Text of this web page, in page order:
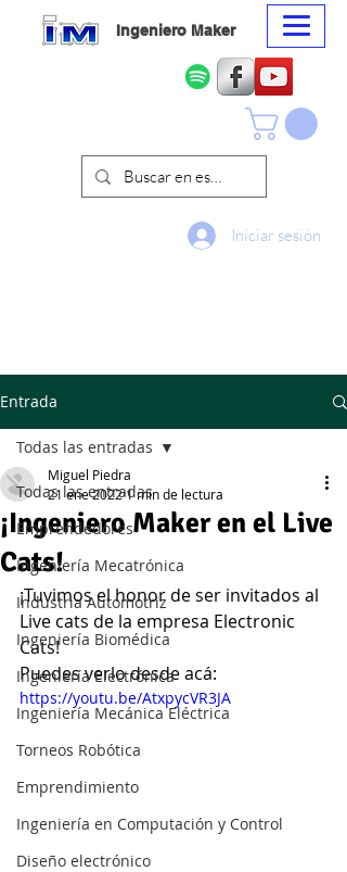
Ingeniero Maker
Iniciar sesión
Entrada
Todas las entradas
Emprendedores
Ingeniería Mecatrónica
Industria Automotriz
Ingeniería Biomédica
Ingeniería Electrónica
Ingeniería Mecánica Eléctrica
Torneos Robótica
Emprendimiento
Ingeniería en Computación y Control
Diseño electrónico
Todas las entradas
¡Ingeniero Maker en el Live
Cats!
Miguel Piedra
21 ene 2022 1 min de lectura
¡Tuvimos el honor de ser invitados al
Live cats de la empresa Electronic
Cats!
Puedes verlo desde acá:
https://youtu.be/AtxpycVR3JA